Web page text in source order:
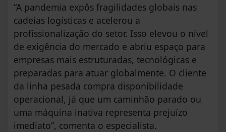
“A pandemia expôs fragilidades globais nas
cadeias logísticas e acelerou a
profissionalização do setor. Isso elevou o nível
de exigência do mercado e abriu espaço para
empresas mais estruturadas, tecnológicas e
preparadas para atuar globalmente. O cliente
da linha pesada compra disponibilidade
operacional, já que um caminhão parado ou
uma máquina inativa representa prejuízo
imediato”, comenta o especialista.